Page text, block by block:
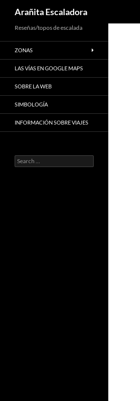
to
content
Arañita Escaladora
Reseñas/topos de escalada
ZONAS
LAS VÍAS EN GOOGLE MAPS
SOBRE LA WEB
SIMBOLOGÍA
INFORMACIÓN SOBRE VIAJES
Search
for: